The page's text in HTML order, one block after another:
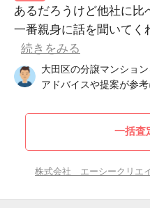
あるだろうけど他社に比
一番親身に話を聞いてく
続きをみる
大田区の分譲マンショ
アドバイスや提案が参
一括査
株式会社 エーシークリエ